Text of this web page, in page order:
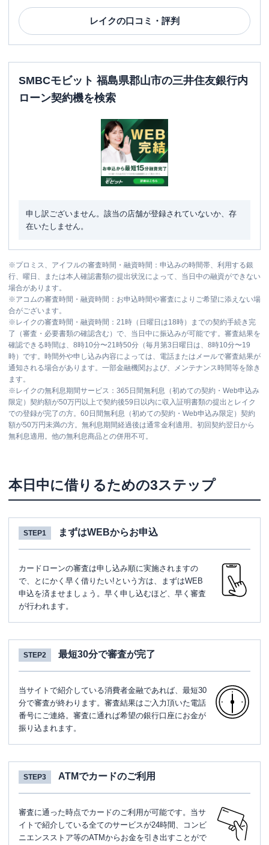
レイクの口コミ・評判
SMBCモビット 福島県郡山市の三井住友銀行内
ローン契約機を検索
申し訳ございません。該当の店舗が登録されていないか、存
在いたしません。
※プロミス、アイフルの審査時間・融資時間：申込みの時間帯、利用する銀
行、曜日、または本人確認書類の提出状況によって、当日中の融資ができない
場合があります。
※アコムの審査時間・融資時間：お申込時間や審査によりご希望に添えない場
合がございます。
※ レイクの審査時間・融資時間：21時（日曜日は18時）までの契約手続き完
了（審査・必要書類の確認含む）で、当日中に振込みが可能です。審査結果を
確認できる時間は、8時10分〜21時50分（毎月第3日曜日は、8時10分〜19
時）です。時間外や申し込み内容によっては、電話またはメールで審査結果が
通知される場合があります。一部金融機関および、メンテナンス時間等を除き
ます。
※ レイクの無利息期間サービス：365日間無利息（初めての契約・Web申込み
限定）契約額が50万円以上で契約後59日以内に収入証明書類の提出とレイク
での登録が完了の方。60日間無利息（初めての契約・Web申込み限定）契約
額が50万円未満の方。無利息期間経過後は通常金利適用。初回契約翌日から
無利息適用。他の無利息商品との併用不可。
本日中に借りるための3ステップ
STEP1 まずはWEBからお申込
カードローンの審査は申し込み順に実施されますの
で、とにかく早く借りたい!という方は、まずはWEB
申込を済ませましょう。早く申し込むほど、早く審査
が行われます。
STEP2 最短30分で審査が完了
当サイトで紹介している消費者金融であれば、最短30
分で審査が終わります。審査結果はご入力頂いた電話
番号にご連絡。審査に通れば希望の銀行口座にお金が
振り込まれます。
STEP3 ATMでカードのご利用
審査に通った時点でカードのご利用が可能です。当サ
イトで紹介している全てのサービスが24時間、コンビ
ニエンスストア等のATMからお金を引き出すことがで